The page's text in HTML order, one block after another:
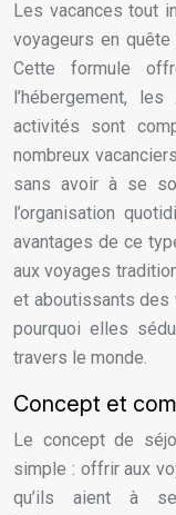
Les vacances tout
voyageurs en
Cette formule
l’hébergement,
activités sont
nombreux
sans avoir à se
l’organisation
avantages de ce
aux voyages
et aboutissants des
pourquoi elles
travers le monde.
Concept et
Le concept de
simple : offrir aux
qu’ils aient à